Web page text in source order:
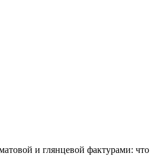
и глянцевой фактурами: что